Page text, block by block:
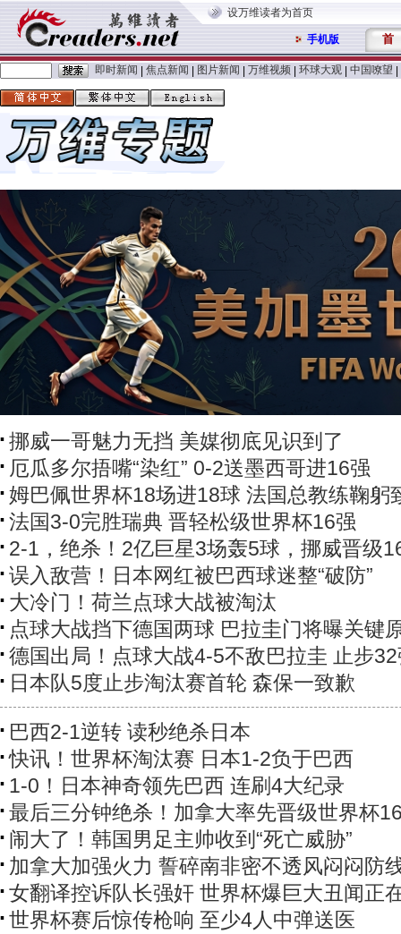
设万维读者为首页
手机版 首
即时新闻 焦点新闻 图片新闻 万维视频 环球大观 中国嘹望
挪威一哥魅力无挡 美媒彻底见识到了
厄瓜多尔捂嘴“染红” 0-2送墨西哥进16强
姆巴佩世界杯18场进18球 法国总教练鞠躬
法国3-0完胜瑞典 晋轻松级世界杯16强
2-1，绝杀！2亿巨星3场轰5球，挪威晋级
误入敌营！日本网红被巴西球迷整“破防”
大冷门！荷兰点球大战被淘汰
点球大战挡下德国两球 巴拉圭门将曝关键
德国出局！点球大战4-5不敌巴拉圭 止步
日本队5度止步淘汰赛首轮 森保一致歉
巴西2-1逆转 读秒绝杀日本
快讯！世界杯淘汰赛 日本1-2负于巴西
1-0！日本神奇领先巴西 连刷4大纪录
最后三分钟绝杀！加拿大率先晋级世界杯
闹大了！韩国男足主帅收到“死亡威胁”
加拿大加强火力 誓碎南非密不透风闷闷防
女翻译控诉队长强奸 世界杯爆巨大丑闻正
世界杯赛后惊传枪响 至少4人中弹送医